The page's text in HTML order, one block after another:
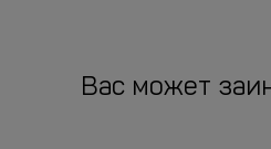
Вас может